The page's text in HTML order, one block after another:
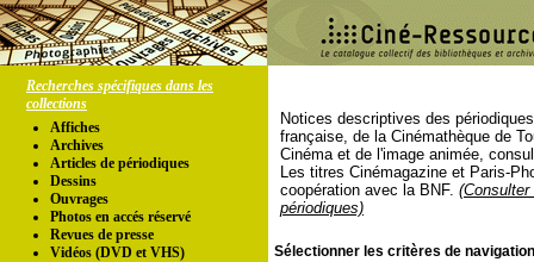
Recherches spécifiques dans les
collections
Affiches
Archives
Articles de périodiques
Dessins
Ouvrages
Photos en accés réservé
Revues de presse
Vidéos (DVD et VHS)
Notices descriptives des
française, de la Cinémathèque de
Cinéma et de l'image animée,
Les titres Cinémagazine et Paris-
coopération avec la BNF.
périodiques)
Sélectionner les critères de